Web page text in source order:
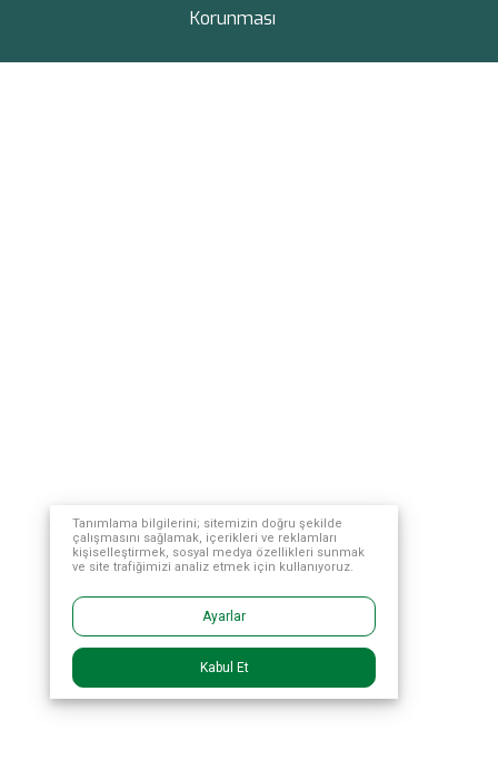
Korunması
Tanımlama bilgilerini; sitemizin doğru şekilde
çalışmasını sağlamak, içerikleri ve reklamları
kişiselleştirmek, sosyal medya özellikleri sunmak
ve site trafiğimizi analiz etmek için kullanıyoruz.
Ayarlar
Kabul Et